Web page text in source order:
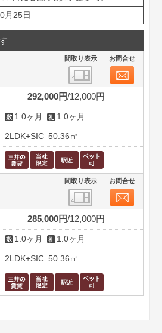
月25日
間取り表示 お問合せ
292,000円 12,000円
1.0ヶ月 1.0ヶ月
2LDK+SIC 50.36㎡
間取り表示 お問合せ
285,000円 12,000円
1.0ヶ月 1.0ヶ月
2LDK+SIC 50.36㎡